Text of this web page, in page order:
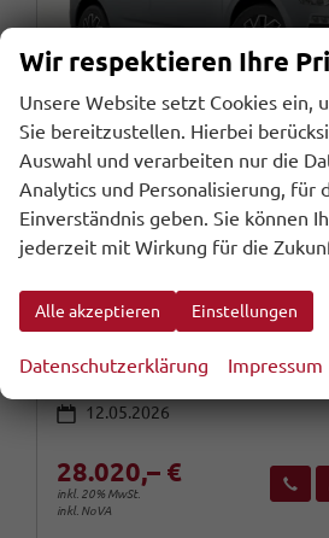
Skoda Kamiq
Fahrzeugnr.114278 Getriebe
KraftstoffBenzin Außenfarbe
12.05.2026
28.020,– €
inkl. 20% MwSt.
inkl. NoVA
Wir
Wir respektieren Ihre
Unsere Website setzt Cookies ein,
Sie bereitzustellen. Hierbei
Auswahl und verarbeiten nur die
Analytics und Personalisierung, für
Einverständnis geben. Sie können
jederzeit mit Wirkung für die
Alle akzeptieren Einstellungen
Datenschutzerklärung Impressum